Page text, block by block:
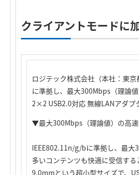
クライアントモードに
ロジテック株式会社（本社：東
に準拠し、最大300Mbps（理論
2×2 USB2.0対応 無線LANアダプ
▼最大300Mbps（理論値）の高
IEEE802.11n/g/bに準拠し、最大
多いコンテンツも快適に受信す
9.0mmという超小型サイズで、